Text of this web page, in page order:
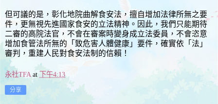
但可議的是，彰化地院曲解食安法，擅自增加法律所無之要
件，更無視先進國家食安的立法精神。因此，我們只能期待
二審的高院法官，不會在審案時變身成立法委員，不會恣意
增加食管法所無的「致危害人體健康」要件，確實依「法」
審判，重建人民對食安法制的信賴！
永社TFA at 下午4:13
分享